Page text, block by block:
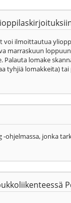
voi ilmoittautua
marraskuun
Palauta lomake
tyhjiä lomakkeita)
-ohjelmassa, jonka